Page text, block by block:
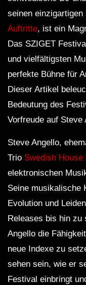
seinen einzigartigen
Auftritte, ist ein
Das SZIGET
und vielfältigsten
perfekte Bühne für
Dieser Artikel
Bedeutung des
Vorfreude auf Steve
Steve Angello,
Trio Swedish House
elektronischen
Seine musikalische
Evolution und
Releases bis hin zu
Angello die
neue Indexe zu
sehen sein, wie er
Festival einbringt